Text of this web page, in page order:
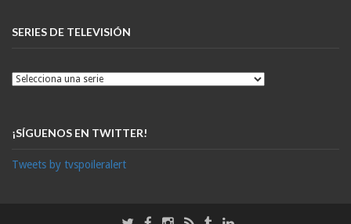
SERIES DE TELEVISIÓN
¡SÍGUENOS EN TWITTER!
Tweets by tvspoileralert